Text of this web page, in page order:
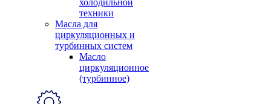
холодильной
техники
Масла для
циркуляционных и
турбинных систем
Масло
циркуляционное
(турбинное)